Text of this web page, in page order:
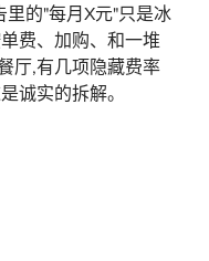
的"每月X元"只是冰
费、加购、和一堆
厅,有几项隐藏费率
诚实的拆解。